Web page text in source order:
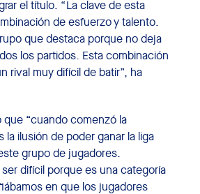
el título. “La clave de esta
de esfuerzo y talento.
que destaca porque no deja
los partidos. Esta combinación
rival muy difícil de batir”, ha
“cuando comenzó la
la ilusión de poder ganar la liga
grupo de jugadores.
difícil porque es una categoría
en que los jugadores